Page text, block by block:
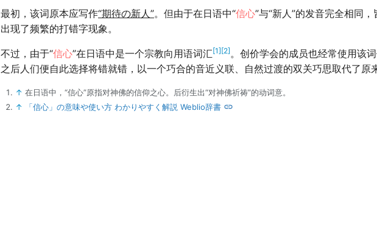
最初，该词原本应写作“期待の新人”。但由于在日语中“信心”与“新人”的发音完全相同
出现了频繁的打错字现象。
不过，由于“信心”在日语中是一个宗教向用语词汇[1][2]。创价学会的成员也经常使用该
之后人们便自此选择将错就错，以一个巧合的音近义联、自然过渡的双关巧思取代了原
↑ 在日语中，“信心”原指对神佛的信仰之心。后衍生出“对神佛祈祷”的动词意。
↑
「信心」の意味や使い方 わかりやすく解説 Weblio辞書